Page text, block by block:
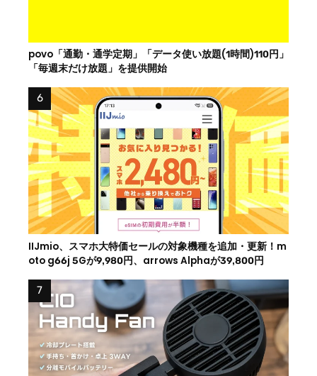
povo「通勤・通学定期」「データ使い放題(1時間)110円」
「毎週末だけ放題」を提供開始
IIJmio、スマホ大特価セールの対象機種を追加・更新！m
oto g66j 5Gが9,980円、arrows Alphaが39,800円